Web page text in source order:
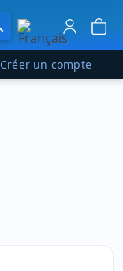
Créer un compte